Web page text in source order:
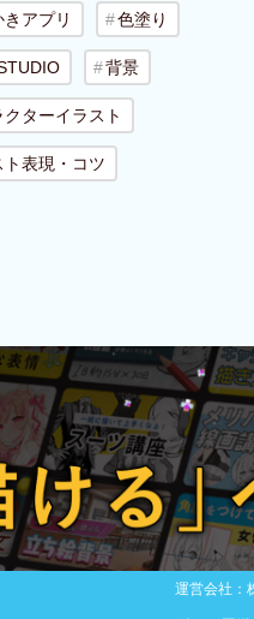
アプリ 色塗り
背景
ターイラスト
ト表現・コツ
運営会社：